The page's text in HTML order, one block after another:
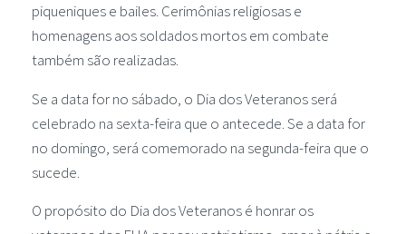
piqueniques e bailes. Cerimônias religiosas e
homenagens aos soldados mortos em combate
também são realizadas.
Se a data for no sábado, o Dia dos Veteranos será
celebrado na sexta-feira que o antecede. Se a data for
no domingo, será comemorado na segunda-feira que o
sucede.
O propósito do Dia dos Veteranos é honrar os